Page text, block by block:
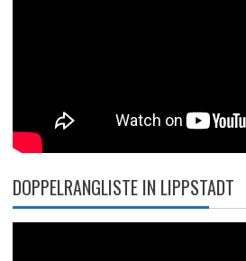
DOPPELRANGLISTE IN LIPPSTADT